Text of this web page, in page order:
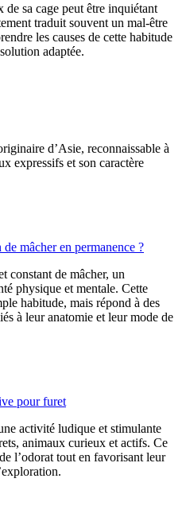
sa cage peut être inquiétant
traduit souvent un mal-être
les causes de cette habitude
adaptée.
d’Asie, reconnaissable à
expressifs et son caractère
mâcher en permanence ?
constant de mâcher, un
physique et mentale. Cette
habitude, mais répond à des
à leur anatomie et leur mode de
pour furet
activité ludique et stimulante
animaux curieux et actifs. Ce
l’odorat tout en favorisant leur